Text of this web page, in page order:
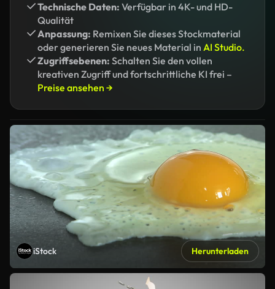
Technische Daten: Verfügbar in 4K- und HD-
Qualität
Anpassung: Remixen Sie dieses Stockmaterial
oder generieren Sie neues Material in AI Studio.
Zugriffsebenen: Schalten Sie den vollen
kreativen Zugriff und fortschrittliche KI frei –
Preise ansehen →
iStock Herunterladen